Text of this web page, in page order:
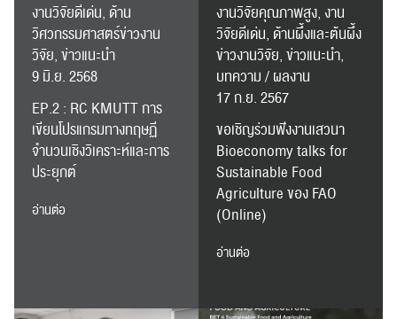
งานวิจัยดีเด่น, ด้าน
วิศวกรรมศาสตร์ข่าวงาน
วิจัย, ข่าวแนะนำ
9 มิ.ย. 2568
EP.2 : RC KMUTT การ
เขียนโปรแกรมทางทฤษฏี
จำนวนเชิงวิเคราะห์และการ
ประยุกต์
อ่านต่อ
งานวิจัยคุณภาพสูง, งาน
วิจัยดีเด่น, ด้านผึ้งและต้นผึ้ง
ข่าวงานวิจัย, ข่าวแนะนำ,
บทความ / ผลงาน
17 ก.ย. 2567
ขอเชิญร่วมฟังงานเสวนา
Bioeconomy talks for
Sustainable Food
Agriculture ของ FAO
(Online)
อ่านต่อ